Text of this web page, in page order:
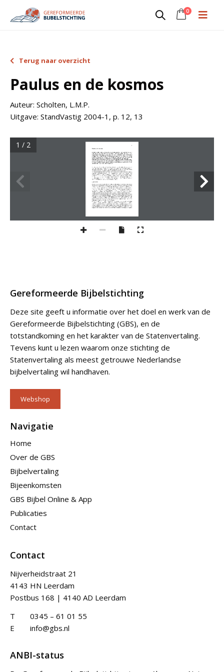
0
Terug naar overzicht
Paulus en de kosmos
Auteur: Scholten, L.M.P.
Uitgave: StandVastig 2004-1, p. 12, 13
1 / 2
Gereformeerde Bijbelstichting
Deze site geeft u informatie over het doel en werk van de
Gereformeerde Bijbelstichting (GBS), en de
totstandkoming en het karakter van de Statenvertaling.
Tevens kunt u lezen waarom onze stichting de
Statenvertaling als meest getrouwe Nederlandse
bijbelvertaling wil handhaven.
Webshop
Navigatie
Home
Over de GBS
Bijbelvertaling
Bijeenkomsten
GBS Bijbel Online & App
Publicaties
Contact
Contact
Nijverheidstraat 21
4143 HN Leerdam
Postbus 168 | 4140 AD Leerdam
T
0345 – 61 01 55
E
info@gbs.nl
ANBI-status